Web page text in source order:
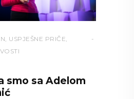
USPJEŠNE PRIČE
smo sa Adelom